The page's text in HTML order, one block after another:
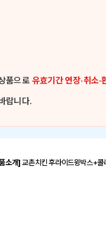
품으로유효기간 연장·취소
랍니다.
소개] 교촌치킨 후라이드윙박스+